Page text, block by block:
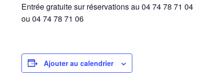
Entrée gratuite sur réservations au 04 74 78 71 04
ou 04 74 78 71 06
Ajouter au calendrier